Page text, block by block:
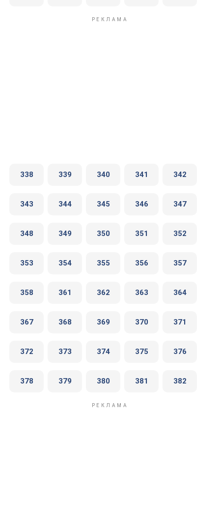
338 339 340 341 342
343 344 345 346 347
348 349 350 351 352
353 354 355 356 357
358 361 362 363 364
367 368 369 370 371
372 373 374 375 376
378 379 380 381 382